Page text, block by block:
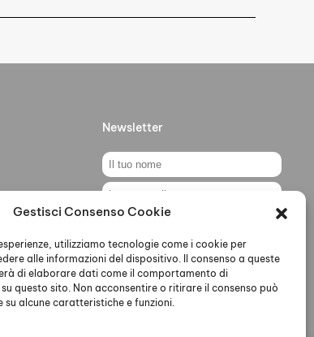
Gestisci Consenso Cookie
utilizziamo tecnologie come i cookie per
alle informazioni del dispositivo. Il consenso a queste
di elaborare dati come il comportamento di
questo sito. Non acconsentire o ritirare il consenso può
su alcune caratteristiche e funzioni.
Newsletter
Ho letto accettato la Privacy
Policy